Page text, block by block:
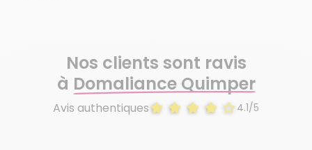
Nos clients sont ravis
à Domaliance Quimper
Avis authentiques 4.1/5